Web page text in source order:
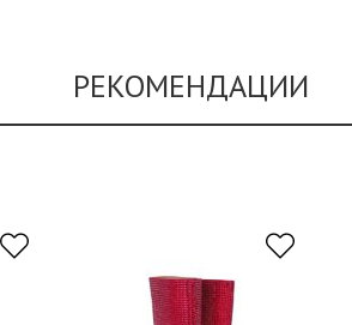
РЕКОМЕНДАЦИИ